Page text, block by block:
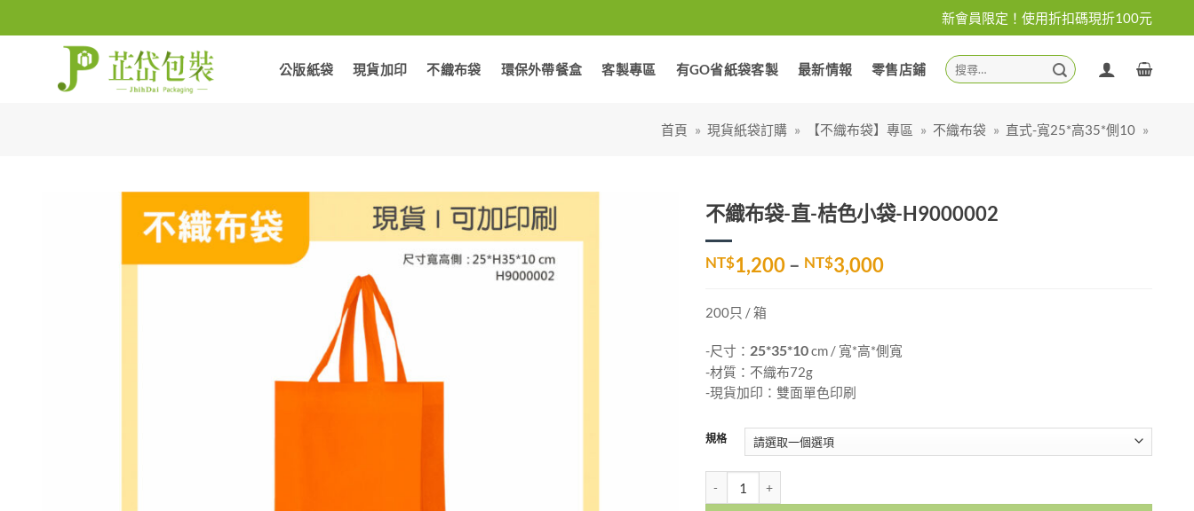
新會員限定！使用折扣碼現折100元
公版紙袋 現貨加印 不織布袋 環保外帶餐盒 客製專區 有GO省紙袋客製 最新情報 零售店鋪
搜
尋
字:
首頁 » 現貨紙袋訂購 » 【不織布袋】專區 » 不織布袋 » 直式-寬25*高35*側10 »
不織布袋-直-桔色小袋-H9000002
NT$1,200– NT$3,000價
NT$1,200
到
200只 / 箱
-尺寸： 25*35*10cm / 寬*高*側寬
-材質：不織布72g
-現貨加印：雙面單色印刷
規格